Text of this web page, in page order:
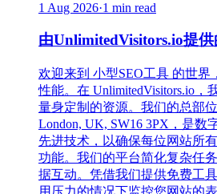
1 Aug 2026·1 min read
由UnlimitedVisitors.io提
欢迎来到 小型SEO工具 的世
性能。在 UnlimitedVisitors.io
量身定制的资源。我们的总部位
London, UK, SW16 3PX，是数
先进技术，以确保每位网站所
功能。我们的平台简化复杂任
据互动。凭借我们提供免费工
用压力的情况下监控您网站的